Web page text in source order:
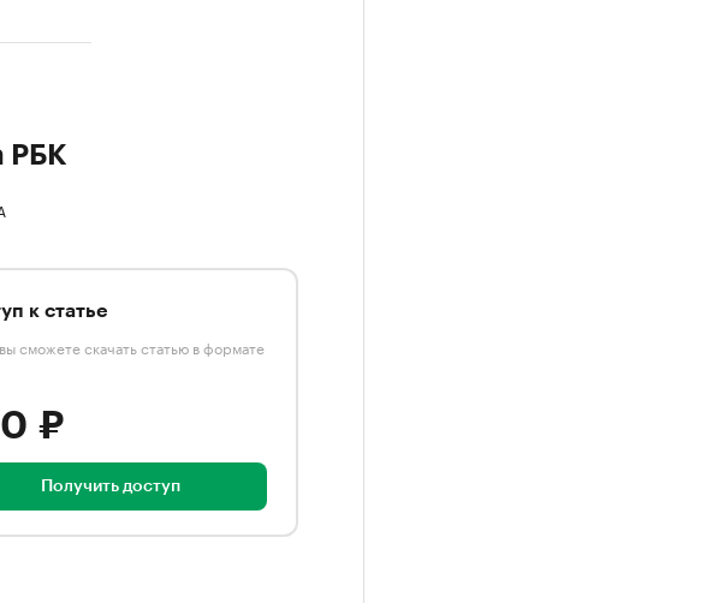
РБК
к статье
сможете скачать статью в формате
₽
Получить доступ